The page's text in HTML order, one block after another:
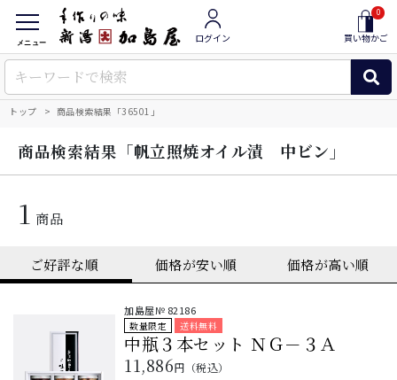
メニュー ログイン
0
買い物かご
トップ 商品検索結果「36501」
商品検索結果 「帆立照焼オイル漬 中ビン」
1 商品
加島屋№ 82186
数量限定 送料無料
中瓶３本セット ＮＧ－３Ａ
11,886円（税込）